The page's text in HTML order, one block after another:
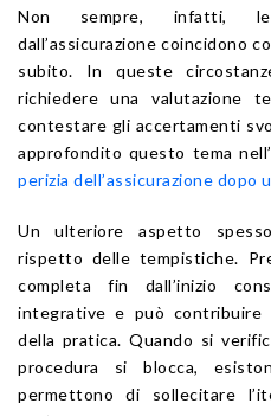
Non sempre, infatti,
dall’assicurazione coincidono
subito. In queste
richiedere una valutazione
contestare gli accertamenti
approfondito questo tema
perizia dell’assicurazione dopo
Un ulteriore aspetto
rispetto delle tempistiche.
completa fin dall’inizio
integrative e può contribuire
della pratica. Quando si
procedura si blocca,
permettono di sollecitare